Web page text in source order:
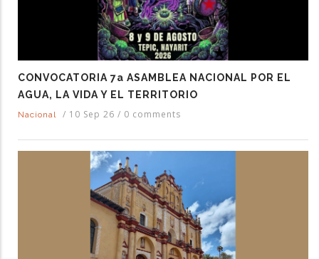
CONVOCATORIA 7a ASAMBLEA NACIONAL POR EL
AGUA, LA VIDA Y EL TERRITORIO
Nacional / 10 Sep 26 / 0 comments